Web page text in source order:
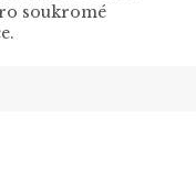
soukromé